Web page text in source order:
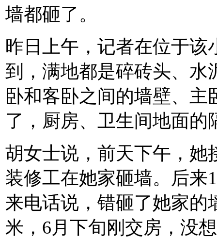
墙都砸了。
昨日上午，记者在位于该
到，满地都是碎砖头、水
卧和客卧之间的墙壁、
了，厨房、卫生间地面的
胡女士说，前天下午，她
装修工在她家砸墙。后来
来电话说，错砸了她家的
米，6月下旬刚交房，没